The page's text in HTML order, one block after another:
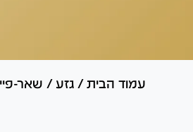
עמוד הבית / גזע / שאר-פיי